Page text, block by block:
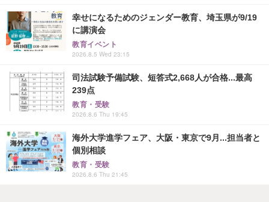
幸せになるためのジェンダー教育、埼玉県が9/19
に講演会
教育イベント
2026.8.5 Wed 23:15
司法試験予備試験、短答式2,668人が合格...最高
239点
教育・受験
2026.8.6 Thu 19:45
海外大学進学フェア、大阪・東京で9月...担当者と
個別相談
教育・受験
2026.8.6 Thu 21:45